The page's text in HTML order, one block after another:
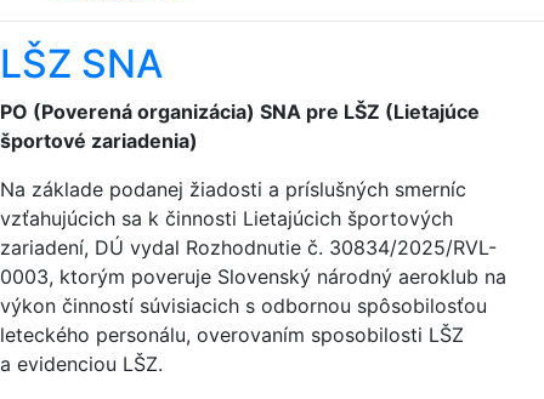
LŠZ SNA
PO (Poverená organizácia) SNA pre LŠZ (Lietajúce
športové zariadenia)
Na základe podanej žiadosti a príslušných smerníc
vzťahujúcich sa k činnosti Lietajúcich športových
zariadení, DÚ vydal Rozhodnutie č. 30834/2025/RVL-
0003, ktorým poveruje Slovenský národný aeroklub na
výkon činností súvisiacich s odbornou spôsobilosťou
leteckého personálu, overovaním sposobilosti LŠZ
a evidenciou LŠZ.